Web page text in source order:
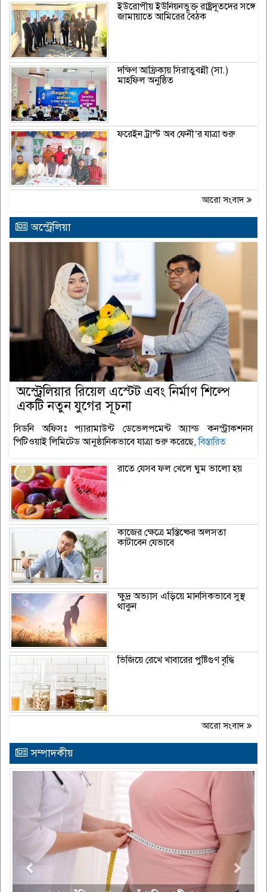
ইউরোপীয় ইউনিয়নভুক্ত রাষ্ট্রদূতদের সঙ্গে
জামায়াতে আমিরের বৈঠক
দক্ষিণ আফ্রিকায় সিরাতুবন্নী (সা.)
মাহফিল অনুষ্ঠিত
ফরেইন ট্রাস্ট অব ফেনী’র যাত্রা শুরু
আরো সংবাদ
অস্ট্রেলিয়া
অস্ট্রেলিয়ার রিয়েল এস্টেট এবং নির্মাণ শিল্পে
একটি নতুন যুগের সূচনা
সিডনি অফিসঃ প্যারামাউন্ট ডেভেলপমেন্ট অ্যান্ড কনস্ট্রাকশনস
পিটিওয়াই লিমিটেড আনুষ্ঠানিকভাবে যাত্রা শুরু করেছে,বিস্তারিত
রাতে যেসব ফল খেলে ঘুম ভালো হয়
কাজের ক্ষেত্রে মস্তিষ্কের অলসতা
কাটাবেন যেভাবে
ক্ষুদ্র অভ্যাস এড়িয়ে মানসিকভাবে সুস্থ
থাকুন
ভিজিয়ে রেখে খাবারের পুষ্টিগুণ বৃদ্ধি
আরো সংবাদ
সম্পাদকীয়
Previous Next